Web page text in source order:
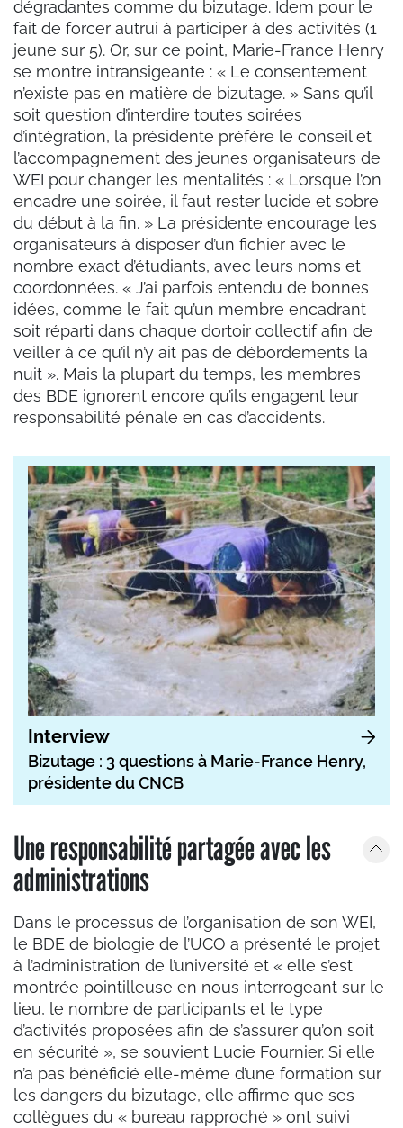
dégradantes comme du bizutage. Idem pour le
fait de forcer autrui à participer à des activités (1
jeune sur 5). Or, sur ce point, Marie-France Henry
se montre intransigeante : « Le consentement
n’existe pas en matière de bizutage. » Sans qu’il
soit question d’interdire toutes soirées
d’intégration, la présidente préfère le conseil et
l’accompagnement des jeunes organisateurs de
WEI pour changer les mentalités : « Lorsque l’on
encadre une soirée, il faut rester lucide et sobre
du début à la fin. » La présidente encourage les
organisateurs à disposer d’un fichier avec le
nombre exact d’étudiants, avec leurs noms et
coordonnées. « J’ai parfois entendu de bonnes
idées, comme le fait qu’un membre encadrant
soit réparti dans chaque dortoir collectif afin de
veiller à ce qu’il n’y ait pas de débordements la
nuit ». Mais la plupart du temps, les membres
des BDE ignorent encore qu’ils engagent leur
responsabilité pénale en cas d’accidents.
Interview
Bizutage : 3 questions à Marie-France Henry,
présidente du CNCB
Une responsabilité partagée avec les
administrations
Dans le processus de l’organisation de son WEI,
le BDE de biologie de l’UCO a présenté le projet
à l’administration de l’université et « elle s’est
montrée pointilleuse en nous interrogeant sur le
lieu, le nombre de participants et le type
d’activités proposées afin de s’assurer qu’on soit
en sécurité », se souvient Lucie Fournier. Si elle
n’a pas bénéficié elle-même d’une formation sur
les dangers du bizutage, elle affirme que ses
collègues du « bureau rapproché » ont suivi